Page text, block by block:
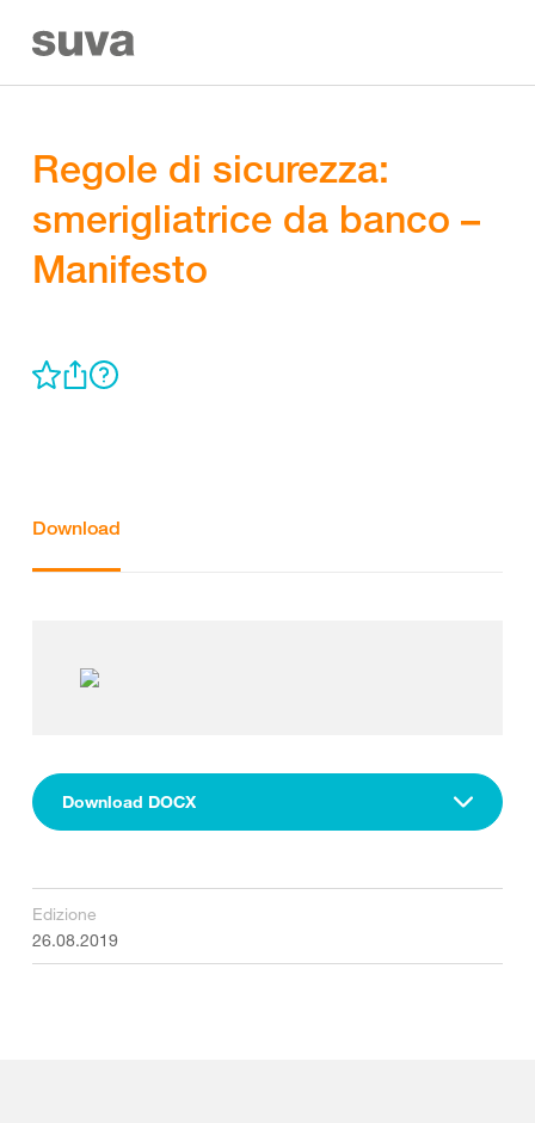
Regole di sicurezza:
smerigliatrice da banco –
Manifesto
Download
Download DOCX
Edizione
26.08.2019